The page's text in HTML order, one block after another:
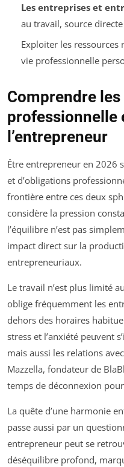
Les entreprises et
au travail, source
Exploiter les
vie professionnelle
Comprendre
professionnelle
l’entrepreneur
Être entrepreneur en 2026
et d’obligations
frontière entre ces deux
considère la pression
l’équilibre n’est pas
impact direct sur la
entrepreneuriaux.
Le travail n’est plus limité
oblige fréquemment les
dehors des horaires
stress et l’anxiété peuvent
mais aussi les relations
Mazzella, fondateur de
temps de déconnexion
La quête d’une harmonie
passe aussi par un
entrepreneur peut se
déséquilibre profond,